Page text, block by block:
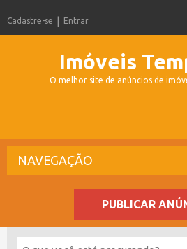
Cadastre-se Entrar
Imóveis
O melhor site de anúncios de
NAVEGAÇÃO
PUBLICAR